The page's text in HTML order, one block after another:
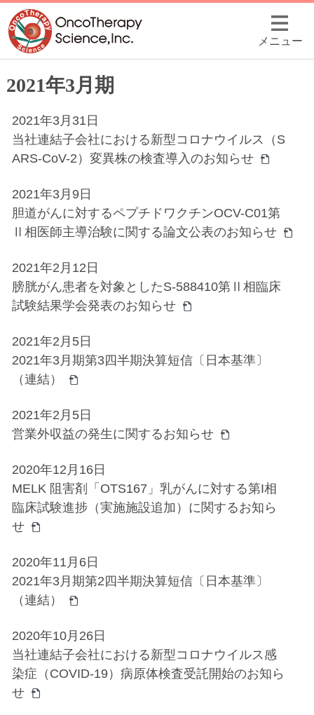
メニュー
2021年3月期
2021年3月31日
当社連結子会社における新型コロナウイルス（S
ARS-CoV-2）変異株の検査導入のお知らせ
2021年3月9日
胆道がんに対するペプチドワクチンOCV-C01第
Ⅱ相医師主導治験に関する論文公表のお知らせ
2021年2月12日
膀胱がん患者を対象としたS-588410第Ⅱ相臨床
試験結果学会発表のお知らせ
2021年2月5日
2021年3月期第3四半期決算短信〔日本基準〕
（連結）
2021年2月5日
営業外収益の発生に関するお知らせ
2020年12月16日
MELK 阻害剤「OTS167」乳がんに対する第I相
臨床試験進捗（実施施設追加）に関するお知ら
せ
2020年11月6日
2021年3月期第2四半期決算短信〔日本基準〕
（連結）
2020年10月26日
当社連結子会社における新型コロナウイルス感
染症（COVID-19）病原体検査受託開始のお知ら
せ